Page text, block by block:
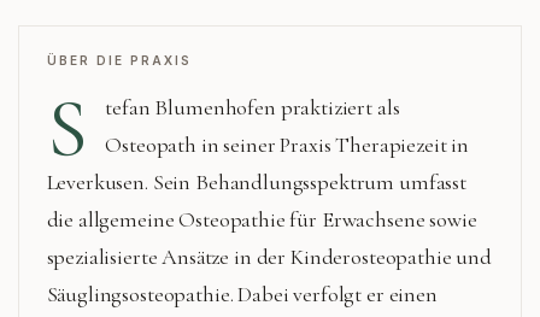
ÜBER DIE PRAXIS
S
tefan Blumenhofen praktiziert als
Osteopath in seiner Praxis Therapiezeit in
Leverkusen. Sein Behandlungsspektrum umfasst
die allgemeine Osteopathie für Erwachsene sowie
spezialisierte Ansätze in der Kinderosteopathie und
Säuglingsosteopathie. Dabei verfolgt er einen